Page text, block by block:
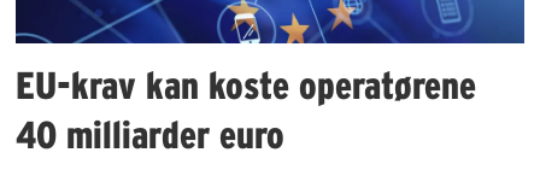
EU-krav kan koste operatørene
40 milliarder euro